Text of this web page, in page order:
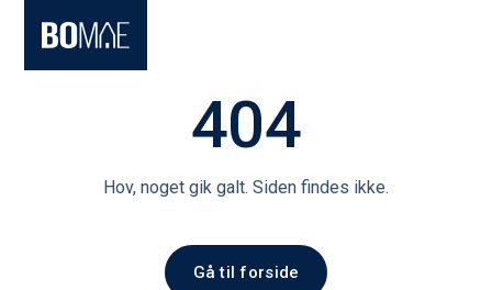
404
Hov, noget gik galt. Siden findes ikke.
Gå til forside